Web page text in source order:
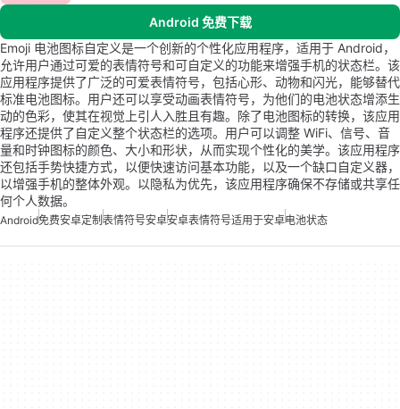
Android 免费下载
Emoji 电池图标自定义是一个创新的个性化应用程序，适用于 Android，
允许用户通过可爱的表情符号和可自定义的功能来增强手机的状态栏。该
应用程序提供了广泛的可爱表情符号，包括心形、动物和闪光，能够替代
标准电池图标。用户还可以享受动画表情符号，为他们的电池状态增添生
动的色彩，使其在视觉上引人入胜且有趣。除了电池图标的转换，该应用
程序还提供了自定义整个状态栏的选项。用户可以调整 WiFi、信号、音
量和时钟图标的颜色、大小和形状，从而实现个性化的美学。该应用程序
还包括手势快捷方式，以便快速访问基本功能，以及一个缺口自定义器，
以增强手机的整体外观。以隐私为优先，该应用程序确保不存储或共享任
何个人数据。
Android免费安卓定制 表情符号安卓安卓表情符号适用于安卓电池状态